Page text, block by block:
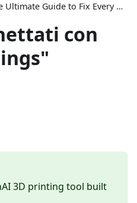
3D Print Troubleshooting: The Ultimate Guide to Fix Every Common Problem [2026]
con
3D printing tool built